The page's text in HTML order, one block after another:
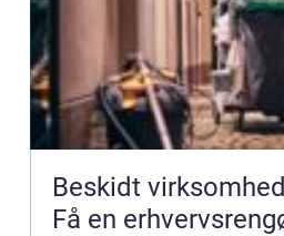
Beskidt
Få en